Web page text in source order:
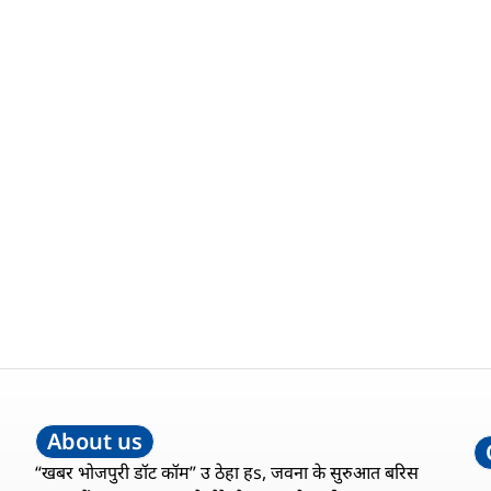
About us
“खबर भोजपुरी डॉट कॉम” उ ठेहा हs, जवना के सुरुआत बरिस